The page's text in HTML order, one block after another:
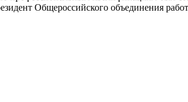
Общероссийского объединения